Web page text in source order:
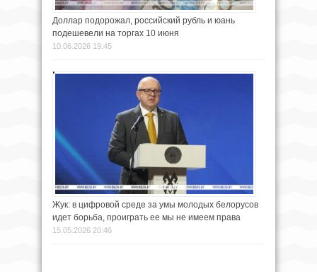
Доллар подорожал, российский рубль и юань
подешевели на торгах 10 июня
10.06.2026 19:45
Жук: в цифровой среде за умы молодых белорусов
идет борьба, проиграть ее мы не имеем права
15.05.2026 20:46